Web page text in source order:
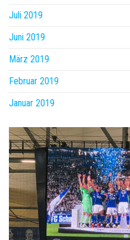
Juli 2019
Juni 2019
März 2019
Februar 2019
Januar 2019